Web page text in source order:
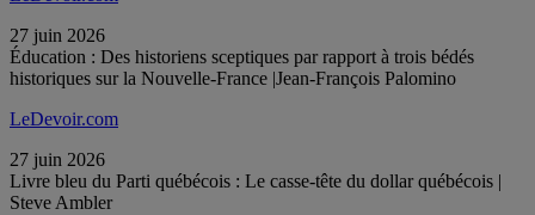
27 juin 2026
Éducation : Des historiens sceptiques par rapport à trois bédés
historiques sur la Nouvelle-France |Jean-François Palomino
LeDevoir.com
27 juin 2026
Livre bleu du Parti québécois : Le casse-tête du dollar québécois |
Steve Ambler